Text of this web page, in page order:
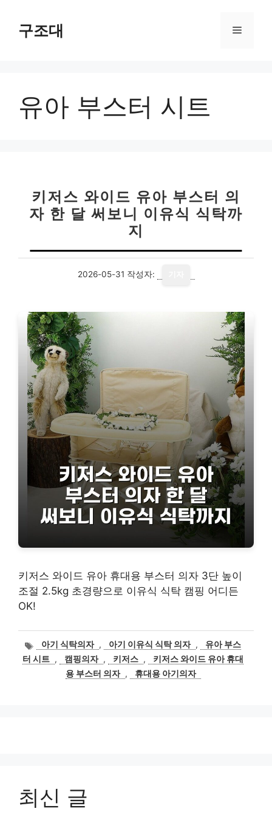
구조대 메
유아 부스터 시트
키저스 와이드 유아 부스터 의
자 한 달 써보니 이유식 식탁까
지
2026-05-31 작성자:
키저스 와이드 유아 휴대용 부스터 의자 3단 높이
조절 2.5kg 초경량으로 이유식 식탁 캠핑 어디든
OK!
태
그
아기 식탁의자 , 아기 이유식 식탁 의자 ,
유아 부스
터 시트 , 캠핑의자 , 키저스 ,
키저스 와이드 유아 휴대
용 부스터 의자 , 휴대용 아기의자
최신 글